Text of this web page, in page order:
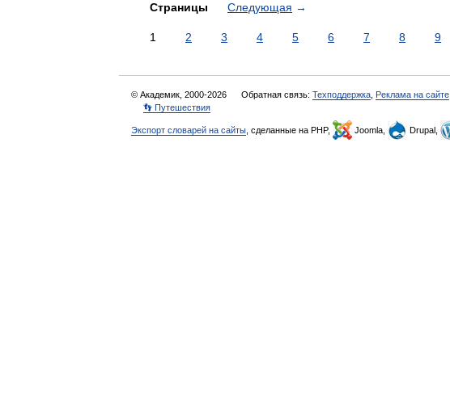
Страницы Следующая →
1 2 3 4 5 6 7 8 9
© Академик, 2000-2026 Обратная связь: Техподдержка Реклама на сайте
👣 Путешествия
Экспорт словарей на сайты , сделанные на PHP, Joomla, Drupal,